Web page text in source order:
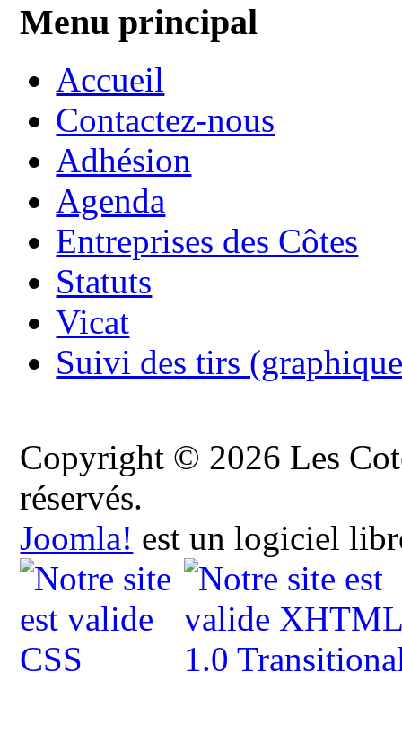
Menu principal
Accueil
Contactez-nous
Adhésion
Agenda
Entreprises des Côtes
Statuts
Vicat
Suivi des tirs
Copyright © 2026 Les
réservés.
Joomla! est un logiciel